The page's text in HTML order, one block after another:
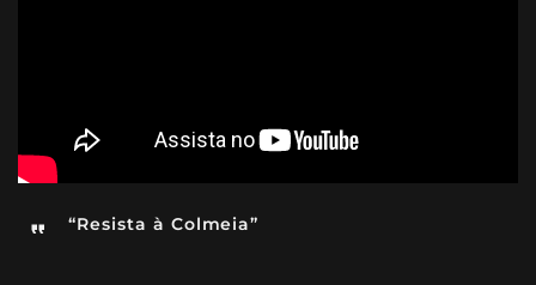
“Resista à Colmeia”